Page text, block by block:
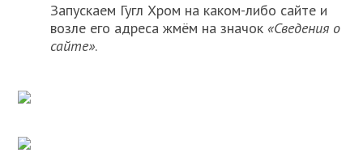
Запускаем Гугл Хром на каком-либо сайте и
возле его адреса жмём на значок«Сведения о
сайте».